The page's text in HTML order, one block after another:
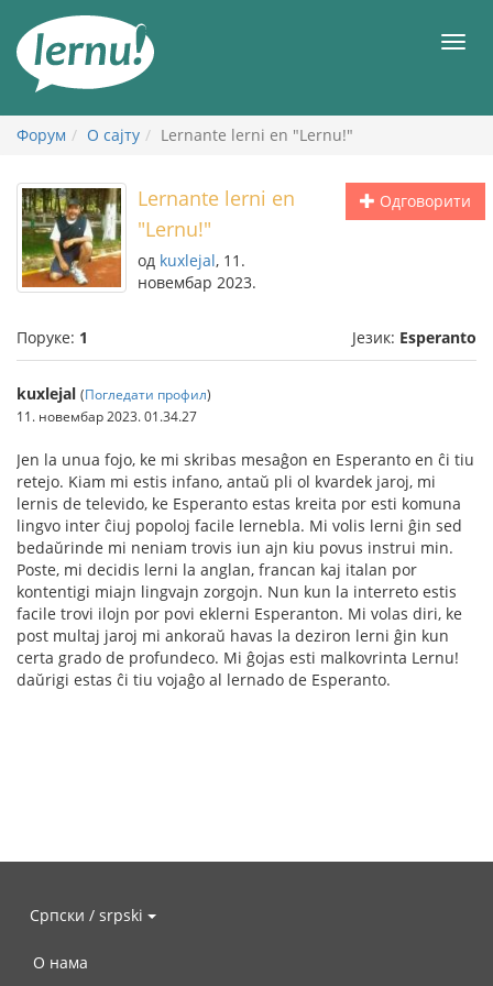
садржају
Форум О сајту Lernante lerni en "Lernu!"
Одговорити
Lernante lerni en
"Lernu!"
од kuxlejal, 11.
новембар 2023.
Поруке: 1 Језик: Esperanto
kuxlejal (Погледати профил)
11. новембар 2023. 01.34.27
Jen la unua fojo, ke mi skribas mesaĝon en Esperanto en ĉi tiu
retejo. Kiam mi estis infano, antaŭ pli ol kvardek jaroj, mi
lernis de televido, ke Esperanto estas kreita por esti komuna
lingvo inter ĉiuj popoloj facile lernebla. Mi volis lerni ĝin sed
bedaŭrinde mi neniam trovis iun ajn kiu povus instrui min.
Poste, mi decidis lerni la anglan, francan kaj italan por
kontentigi miajn lingvajn zorgojn. Nun kun la interreto estis
facile trovi ilojn por povi eklerni Esperanton. Mi volas diri, ke
post multaj jaroj mi ankoraŭ havas la deziron lerni ĝin kun
certa grado de profundeco. Mi ĝojas esti malkovrinta Lernu!
daŭrigi estas ĉi tiu vojaĝo al lernado de Esperanto.
Српски / srpski
О нама